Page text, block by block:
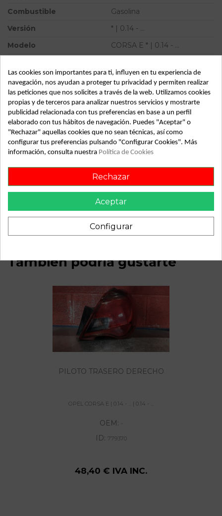
Combustible
Gasolina
Versión
* | 0.14 - ...
Modelo
CORSA E * | 0.14 - ...
Almacén
49349
SubAlmacén
382
SubSubAlmacén
100029681
ID: 811532
Fecha disponible:
2022-04-20
Recambio de puente trasero para opel corsa e | 0.14 - ... |
0.14 - ... referencia OEM IAM
También podría gustarte
PILOTO TRASERO DERECHO
OPEL CORSA E | 0.14 - ... | 0.14 - ...
OEM: -
ID: 779370
48,40 € IVA INC.
Las cookies son importantes para ti, influyen en tu experiencia de
navegación, nos ayudan a proteger tu privacidad y permiten realizar
las peticiones que nos solicites a través de la web. Utilizamos cookies
propias y de terceros para analizar nuestros servicios y mostrarte
publicidad relacionada con tus preferencias en base a un perfil
elaborado con tus hábitos de navegación. Puedes "Aceptar" o
"Rechazar" aquellas cookies que no sean técnicas, así como
configurar tus preferencias pulsando "Configurar Cookies". Más
información, consulta nuestra Política de Cookies
Rechazar
Aceptar
Configurar